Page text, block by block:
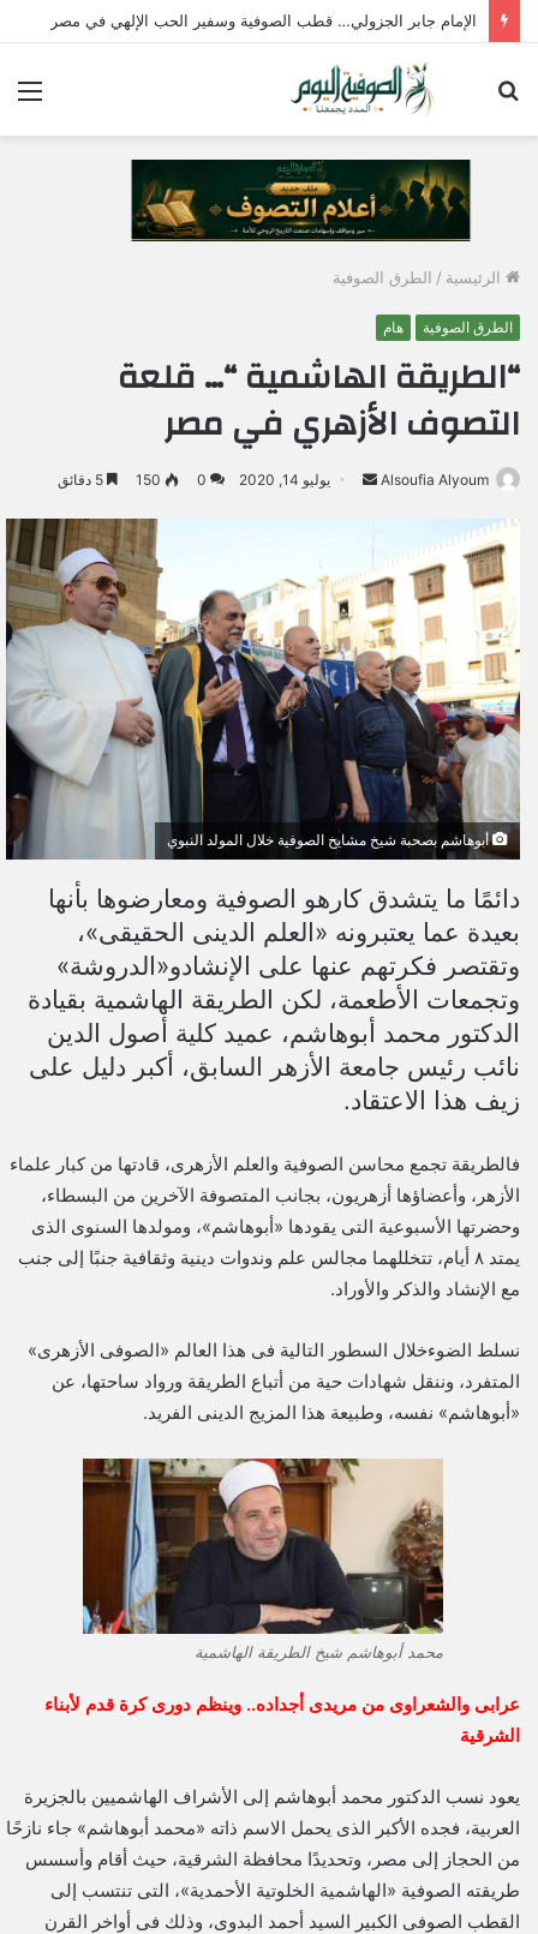
الإمام جابر الجزولي… قطب الصوفية وسفير الحب الإلهي في مصر
الرئيسية / الطرق الصوفية
الطرق الصوفية هام
“الطريقة الهاشمية “… قلعة
التصوف الأزهري في مصر
Alsoufia Alyoum
ي
د
ا
ل
ك
ت
ي
ا
يوليو 14, 2020 0
150
أبوهاشم بصحبة شيخ مشايخ الصوفية خلال المولد النبوي
دائمًا ما يتشدق كارهو الصوفية ومعارضوها بأنها
بعيدة عما يعتبرونه «العلم الدينى الحقيقى»،
وتقتصر فكرتهم عنها على الإنشادو«الدروشة»
وتجمعات الأطعمة، لكن الطريقة الهاشمية بقيادة
الدكتور محمد أبوهاشم، عميد كلية أصول الدين
نائب رئيس جامعة الأزهر السابق، أكبر دليل على
زيف هذا الاعتقاد.
فالطريقة تجمع محاسن الصوفية والعلم الأزهرى، قادتها من كبار علماء
الأزهر، وأعضاؤها أزهريون، بجانب المتصوفة الآخرين من البسطاء،
وحضرتها الأسبوعية التى يقودها «أبوهاشم»، ومولدها السنوى الذى
يمتد ٨ أيام، تتخللهما مجالس علم وندوات دينية وثقافية جنبًا إلى جنب
مع الإنشاد والذكر والأوراد.
نسلط الضوءخلال السطور التالية فى هذا العالم «الصوفى الأزهرى»
المتفرد، وننقل شهادات حية من أتباع الطريقة ورواد ساحتها، عن
«أبوهاشم» نفسه، وطبيعة هذا المزيج الدينى الفريد.
محمد أبوهاشم شيخ الطريقة الهاشمية
عرابى والشعراوى من مريدى أجداده.. وينظم دورى كرة قدم لأبناء
الشرقية
يعود نسب الدكتور محمد أبوهاشم إلى الأشراف الهاشميين بالجزيرة
العربية، فجده الأكبر الذى يحمل الاسم ذاته «محمد أبوهاشم» جاء نازحًا
من الحجاز إلى مصر، وتحديدًا محافظة الشرقية، حيث أقام وأسسس
طريقته الصوفية «الهاشمية الخلوتية الأحمدية»، التى تنتسب إلى
القطب الصوفى الكبير السيد أحمد البدوى، وذلك فى أواخر القرن